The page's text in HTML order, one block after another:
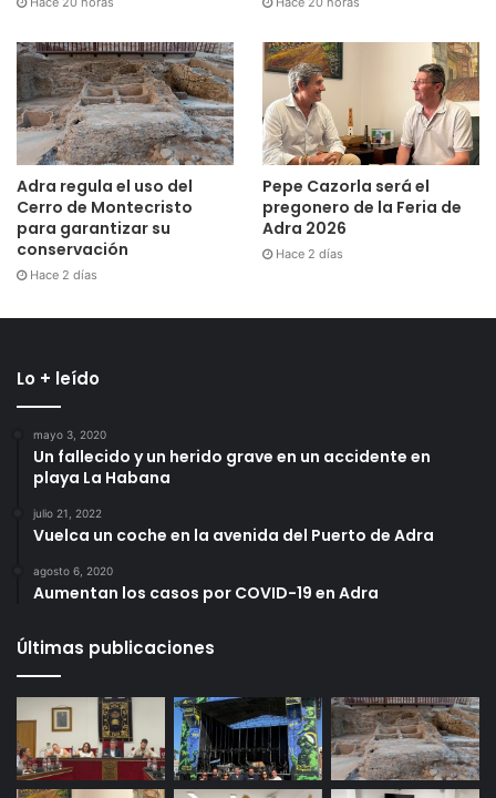
Adra regula el uso del
Cerro de Montecristo
para garantizar su
conservación
Hace 2 días
Pepe Cazorla será el
pregonero de la Feria de
Adra 2026
Hace 2 días
Lo + leído
mayo 3, 2020
Un fallecido y un herido grave en un accidente en
playa La Habana
julio 21, 2022
Vuelca un coche en la avenida del Puerto de Adra
agosto 6, 2020
Aumentan los casos por COVID-19 en Adra
Últimas publicaciones